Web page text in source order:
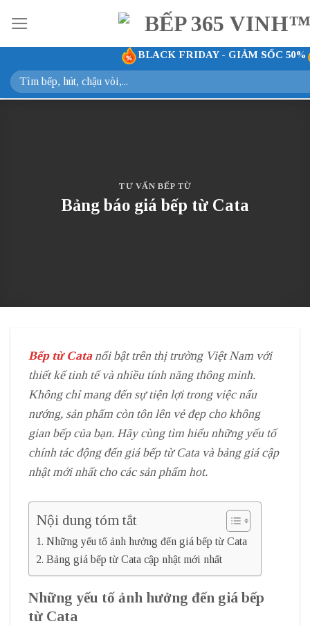
qua
nội
dung
BLACK FRIDAY - GIẢM SỐC 50%
Tìm
kiếm:
TƯ VẤN BẾP TỪ
Bảng báo giá bếp từ Cata
Bếp từ Catanổi bật trên thị trường Việt Nam với
thiết kế tinh tế và nhiều tính năng thông minh.
Không chỉ mang đến sự tiện lợi trong việc nấu
nướng, sản phẩm còn tôn lên vẻ đẹp cho không
gian bếp của bạn. Hãy cùng tìm hiểu những yếu tố
chính tác động đến giá bếp từ Cata và bảng giá cập
nhật mới nhất cho các sản phẩm hot.
Nội dung tóm tắt
Những yếu tố ảnh hưởng đến giá bếp từ Cata
Bảng giá bếp từ Cata cập nhật mới nhất
Những yếu tố ảnh hưởng đến giá bếp
từ Cata